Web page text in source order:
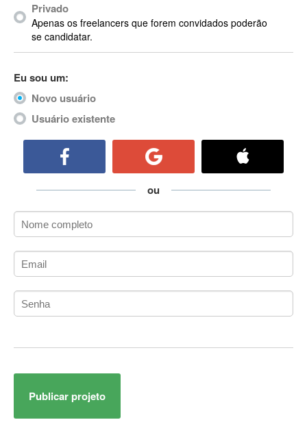
Acronis
ACT
ActionScript
ActionScript 3
Active Directory
ActiveX Data Objects (ADO)
ADK
Administração Acadêmica
Administração de Artistas e Repertórios
Administração de Banco de Dados
Administração de Redes
Administrador de Sistemas
Adobe After Effects
Adobe AIR
Privado
Apenas os freelancers que forem convidados poderão
se candidatar.
Eu sou um:
Novo usuário
Usuário existente
ou
Publicar projeto